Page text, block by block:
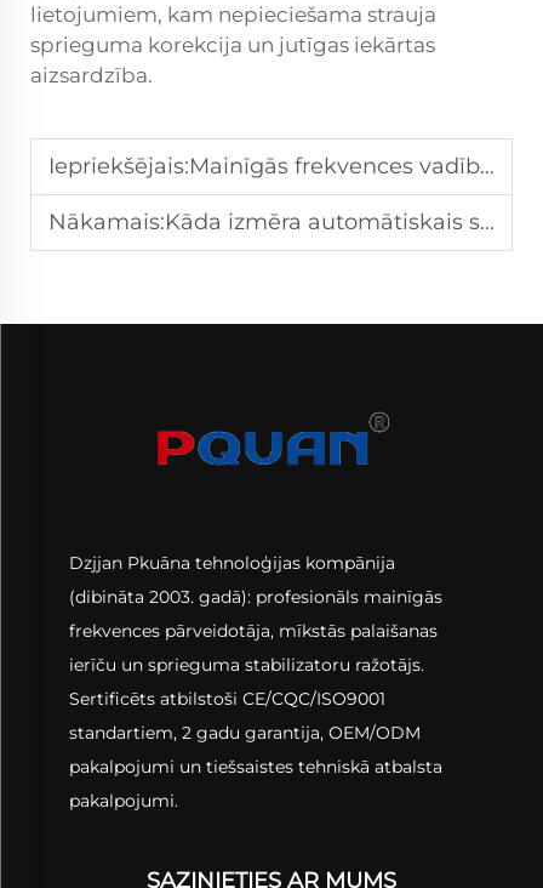
lietojumiem, kam nepieciešama strauja
sprieguma korekcija un jutīgas iekārtas
aizsardzība.
Iepriekšējais:Mainīgās frekvences vadības ierīce (VFD): Kas tā ir un kā tā taupa enerģiju
Nākamais:Kāda izmēra automātiskais sprieguma regulētājs jums nepieciešams jūsu aprīkojumam?
Dzjjan Pkuāna tehnoloģijas kompānija
(dibināta 2003. gadā): profesionāls mainīgās
frekvences pārveidotāja, mīkstās palaišanas
ierīču un sprieguma stabilizatoru ražotājs.
Sertificēts atbilstoši CE/CQC/ISO9001
standartiem, 2 gadu garantija, OEM/ODM
pakalpojumi un tiešsaistes tehniskā atbalsta
pakalpojumi.
SAZINIETIES AR MUMS